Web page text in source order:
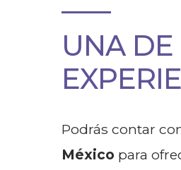
UNA DE
Podrás contar
México para